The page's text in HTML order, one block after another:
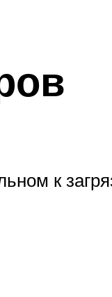
к